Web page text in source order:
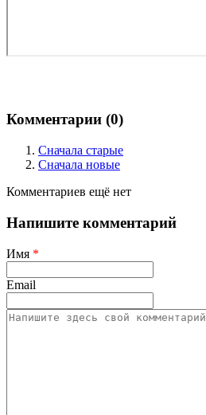
Комментарии (0)
Сначала старые
Сначала новые
Комментариев ещё нет
Напишите комментарий
Имя *
Email